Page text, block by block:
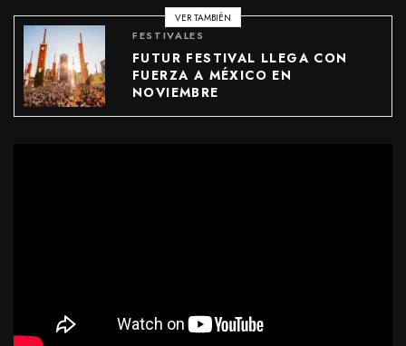
VER TAMBIÉN
FESTIVALES
FUTUR FESTIVAL LLEGA CON
FUERZA A MÉXICO EN
NOVIEMBRE